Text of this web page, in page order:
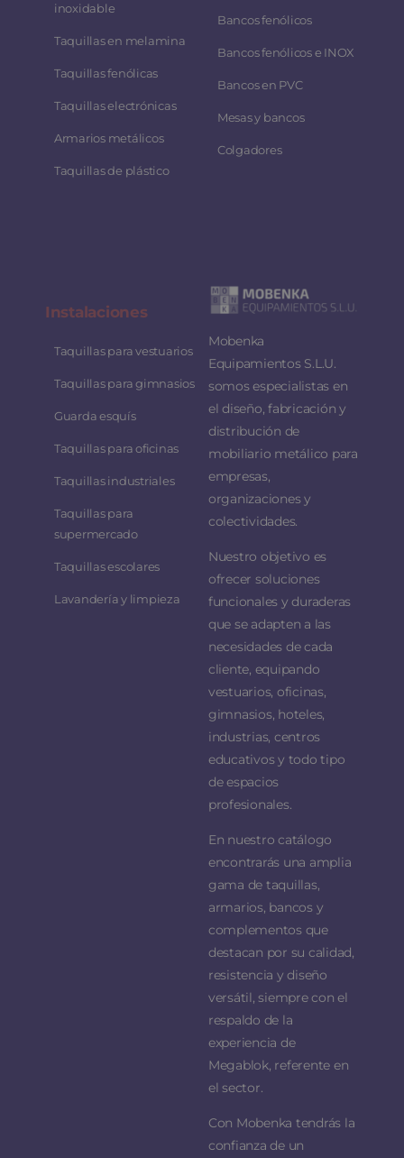
inoxidable
Taquillas en melamina
Taquillas fenólicas
Taquillas electrónicas
Armarios metálicos
Taquillas de plástico
Bancos fenólicos
Bancos fenólicos e INOX
Bancos en PVC
Mesas y bancos
Colgadores
Instalaciones
Taquillas para vestuarios
Taquillas para gimnasios
Guarda esquís
Taquillas para oficinas
Taquillas industriales
Taquillas para
supermercado
Taquillas escolares
Lavandería y limpieza
Mobenka
Equipamientos S.L.U.
somos especialistas en
el diseño, fabricación y
distribución de
mobiliario metálico para
empresas,
organizaciones y
colectividades.
Nuestro objetivo es
ofrecer soluciones
funcionales y duraderas
que se adapten a las
necesidades de cada
cliente, equipando
vestuarios, oficinas,
gimnasios, hoteles,
industrias, centros
educativos y todo tipo
de espacios
profesionales.
En nuestro catálogo
encontrarás una amplia
gama de taquillas,
armarios, bancos y
complementos que
destacan por su calidad,
resistencia y diseño
versátil, siempre con el
respaldo de la
experiencia de
Megablok, referente en
el sector.
Con Mobenka tendrás la
confianza de un